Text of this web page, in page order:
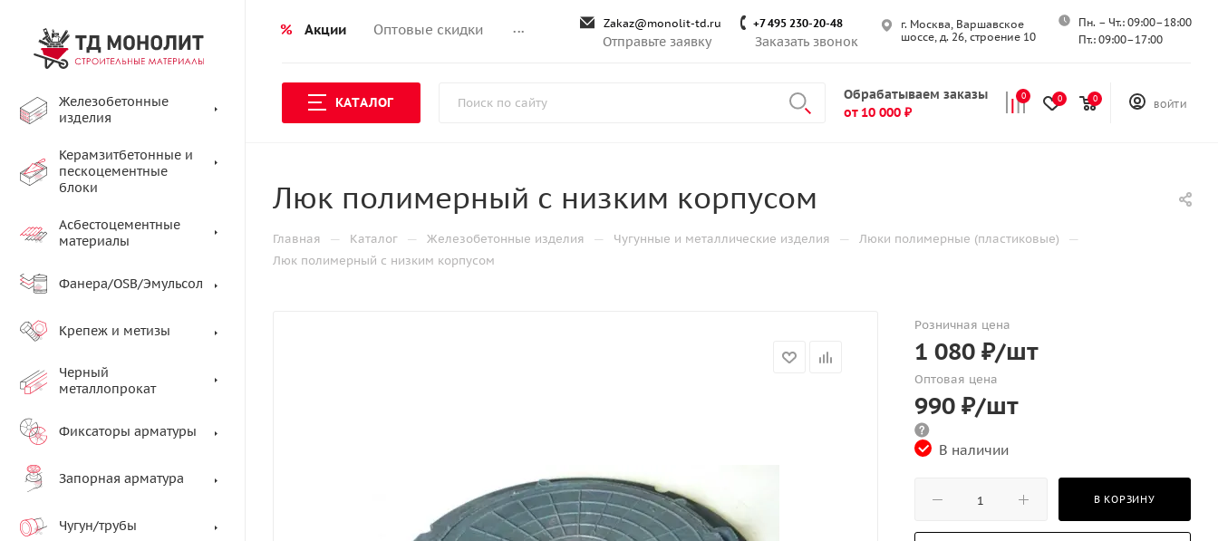
% Акции Оптовые скидки ... Zakaz@monolit-td.ru
Отправьте заявку
+7 495 230-20-48
Заказать звонок
г. Москва, Варшавское
шоссе, д. 26, строение 10
Пн. – Чт.: 09:00–18:00
Пт.: 09:00–17:00
КАТАЛОГ
Обрабатываем заказы
от 10 000 ₽
0 0 0
ВОЙТИ
Железобетонные
изделия
Керамзитбетонные и
пескоцементные
блоки
Асбестоцементные
материалы
Фанера/OSB/Эмульсол
Крепеж и метизы
Черный
металлопрокат
Фиксаторы арматуры
Запорная арматура
Чугун/трубы
Люк полимерный с низким корпусом
Главная — Каталог — Железобетонные изделия — Чугунные и металлические изделия — Люки полимерные (пластиковые) —
Люк полимерный с низким корпусом
Розничная цена
1 080 ₽/шт
Оптовая цена
990 ₽/шт
В наличии
В КОРЗИНУ